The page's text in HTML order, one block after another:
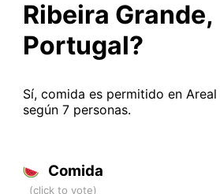
Ribeira Grande,
Portugal?
Sí, comida es permitido en
según 7 personas.
Comida